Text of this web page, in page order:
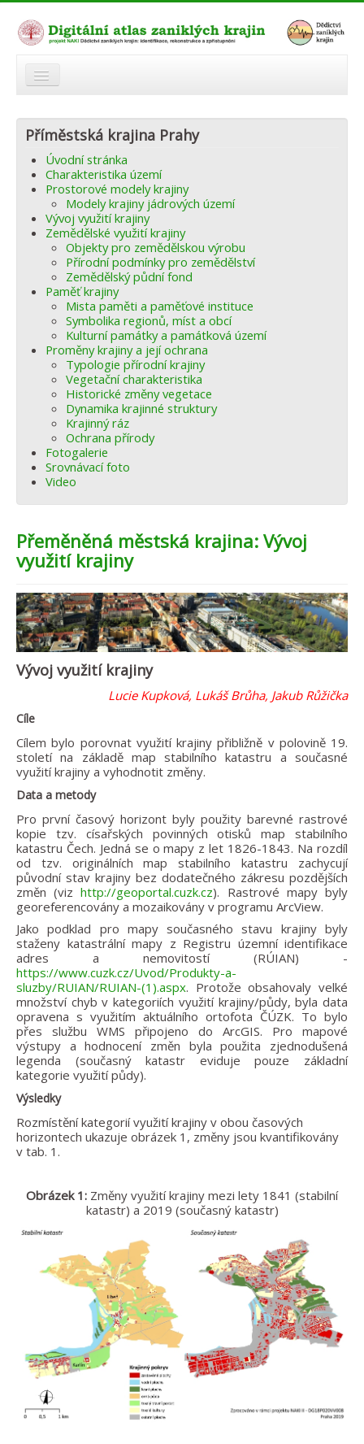
Modelová území
Zaniklé krajiny
Odkazy
Fórum
Autoři
Příměstská krajina Prahy
Úvodní stránka
Charakteristika území
Prostorové modely krajiny
Modely krajiny jádrových území
Vývoj využití krajiny
Zemědělské využití krajiny
Objekty pro zemědělskou výrobu
Přírodní podmínky pro zemědělství
Zemědělský půdní fond
Paměť krajiny
Mista paměti a paměťové instituce
Symbolika regionů, míst a obcí
Kulturní památky a památková území
Proměny krajiny a její ochrana
Typologie přírodní krajiny
Vegetační charakteristika
Historické změny vegetace
Dynamika krajinné struktury
Krajinný ráz
Ochrana přírody
Fotogalerie
Srovnávací foto
Video
Přeměněná městská krajina: Vývoj
využití krajiny
Vývoj využití krajiny
Lucie Kupková, Lukáš Brůha, Jakub Růžička
Cíle
Cílem bylo porovnat využití krajiny přibližně v polovině 19.
století na základě map stabilního katastru a současné
využití krajiny a vyhodnotit změny.
Data a metody
Pro první časový horizont byly použity barevné rastrové
kopie tzv. císařských povinných otisků map stabilního
katastru Čech. Jedná se o mapy z let 1826-1843. Na rozdíl
od tzv. originálních map stabilního katastru zachycují
původní stav krajiny bez dodatečného zákresu pozdějších
změn (vizhttp://geoportal.cuzk.cz). Rastrové mapy byly
georeferencovány a mozaikovány v programu ArcView.
Jako podklad pro mapy současného stavu krajiny byly
staženy katastrální mapy z Registru územní identifikace
adres a nemovitostí (RÚIAN) -
https://www.cuzk.cz/Uvod/Produkty-a-
sluzby/RUIAN/RUIAN-(1).aspx. Protože obsahovaly velké
množství chyb v kategoriích využití krajiny/půdy, byla data
opravena s využitím aktuálního ortofota ČÚZK. To bylo
přes službu WMS připojeno do ArcGIS. Pro mapové
výstupy a hodnocení změn byla použita zjednodušená
legenda (současný katastr eviduje pouze základní
kategorie využití půdy).
Výsledky
Rozmístění kategorií využití krajiny v obou časových
horizontech ukazuje obrázek 1, změny jsou kvantifikovány
v tab. 1.
Obrázek 1: Změny využití krajiny mezi lety 1841 (stabilní
katastr) a 2019 (současný katastr)